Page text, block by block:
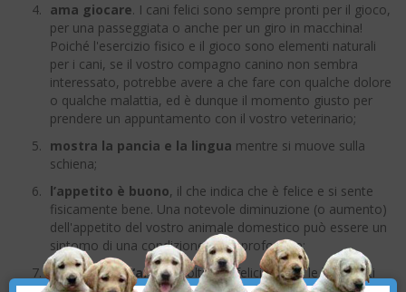
ama giocare. I cani felici sono sempre pronti per il gioco,
per una passeggiata o anche per un giro in macchina!
Poiché l'esercizio fisico e il gioco sono elementi naturali
per i cani, se il vostro compagno canino non sembra
interessato, potrebbe avere a che fare con qualche dolore
o qualche malattia, ed è dunque il momento giusto per
prendere un appuntamento con il vostro veterinario;
mostra la pancia e la lingua mentre si muove sulla
schiena;
l’appetito è buono, il che indica che è felice e si sente
fisicamente bene. Una notevole diminuzione (o aumento)
dell'appetito del vostro animale domestico può essere un
sintomo di una condizione da approfondire;
si mette ad “arco”. Molti cani felici alzano le loro parti